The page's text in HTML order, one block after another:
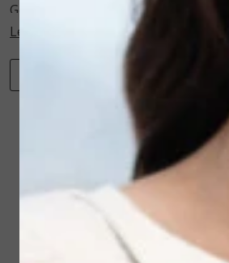
Gel aanbrengt op de huid. 100ml
Lees verder...